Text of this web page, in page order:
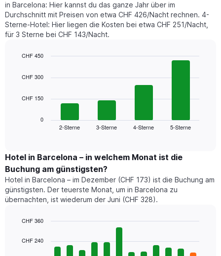
in Barcelona: Hier kannst du das ganze Jahr über im
Durchschnitt mit Preisen von etwa CHF 426/Nacht rechnen. 4-
Sterne-Hotel: Hier liegen die Kosten bei etwa CHF 251/Nacht,
für 3 Sterne bei CHF 143/Nacht.
chart
bars.
den
durchschnittlichen
Preis
für
ein
Doppelzimmer
letzten
Tage,
2-Sterne 3-Sterne 4-Sterne 5-Sterne
0
CHF 150
CHF 300
CHF 450
Hotel in Barcelona – in welchem Monat ist die
Buchung am günstigsten?
Hotel in Barcelona – im Dezember (CHF 173) ist die Buchung am
günstigsten. Der teuerste Monat, um in Barcelona zu
übernachten, ist wiederum der Juni (CHF 328).
chart
graphic.
CHF 240
CHF 360